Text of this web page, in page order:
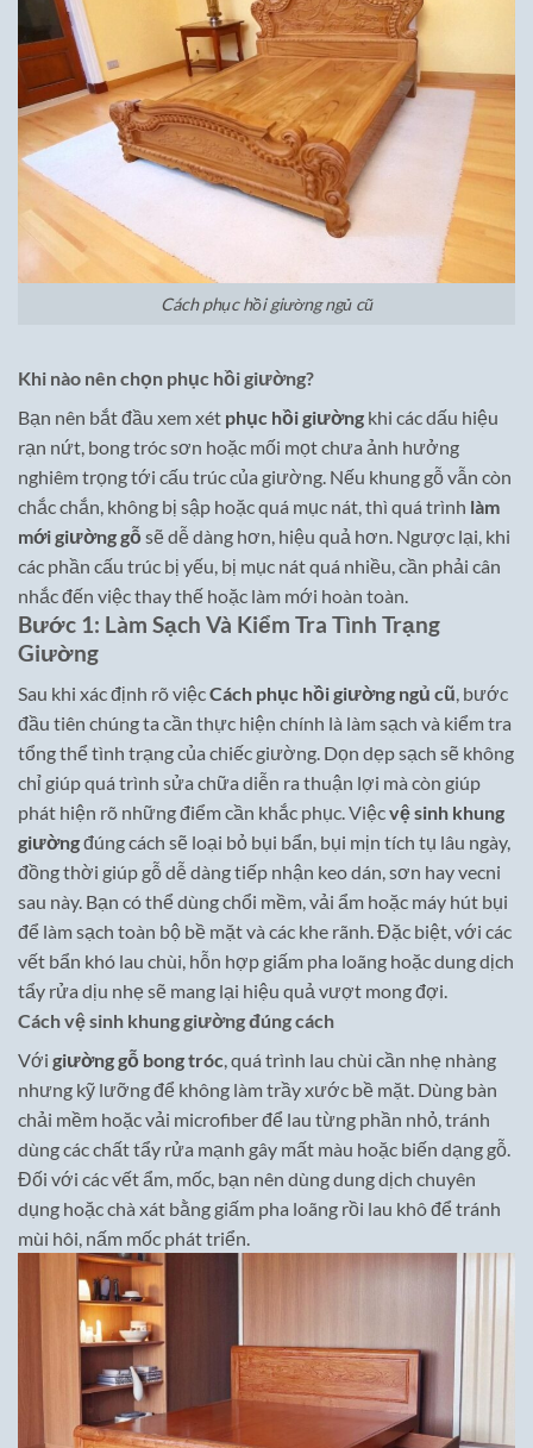
Cách phục hồi giường ngủ cũ
Khi nào nên chọn phục hồi giường?
Bạn nên bắt đầu xem xét phục hồi giường khi các dấu hiệu
rạn nứt, bong tróc sơn hoặc mối mọt chưa ảnh hưởng
nghiêm trọng tới cấu trúc của giường. Nếu khung gỗ vẫn còn
chắc chắn, không bị sập hoặc quá mục nát, thì quá trình làm
mới giường gỗ sẽ dễ dàng hơn, hiệu quả hơn. Ngược lại, khi
các phần cấu trúc bị yếu, bị mục nát quá nhiều, cần phải cân
nhắc đến việc thay thế hoặc làm mới hoàn toàn.
Bước 1: Làm Sạch Và Kiểm Tra Tình Trạng
Giường
Sau khi xác định rõ việcCách phục hồi giường ngủ cũ, bước
đầu tiên chúng ta cần thực hiện chính là làm sạch và kiểm tra
tổng thể tình trạng của chiếc giường. Dọn dẹp sạch sẽ không
chỉ giúp quá trình sửa chữa diễn ra thuận lợi mà còn giúp
phát hiện rõ những điểm cần khắc phục. Việcvệ sinh khung
giườngđúng cách sẽ loại bỏ bụi bẩn, bụi mịn tích tụ lâu ngày,
đồng thời giúp gỗ dễ dàng tiếp nhận keo dán, sơn hay vecni
sau này. Bạn có thể dùng chổi mềm, vải ẩm hoặc máy hút bụi
để làm sạch toàn bộ bề mặt và các khe rãnh. Đặc biệt, với các
vết bẩn khó lau chùi, hỗn hợp giấm pha loãng hoặc dung dịch
tẩy rửa dịu nhẹ sẽ mang lại hiệu quả vượt mong đợi.
Cách vệ sinh khung giường đúng cách
Với giường gỗ bong tróc, quá trình lau chùi cần nhẹ nhàng
nhưng kỹ lưỡng để không làm trầy xước bề mặt. Dùng bàn
chải mềm hoặc vải microfiber để lau từng phần nhỏ, tránh
dùng các chất tẩy rửa mạnh gây mất màu hoặc biến dạng gỗ.
Đối với các vết ẩm, mốc, bạn nên dùng dung dịch chuyên
dụng hoặc chà xát bằng giấm pha loãng rồi lau khô để tránh
mùi hôi, nấm mốc phát triển.